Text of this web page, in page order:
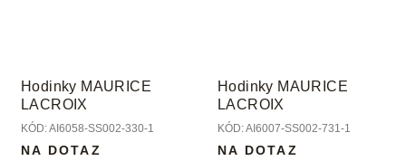
Hodinky MAURICE
LACROIX
KÓD:AI6058-SS002-330-1
NA DOTAZ
Hodinky MAURICE
LACROIX
KÓD:AI6007-SS002-731-1
NA DOTAZ